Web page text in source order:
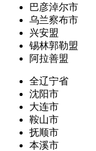
巴彦淖尔市
乌兰察布市
兴安盟
锡林郭勒盟
阿拉善盟
全辽宁省
沈阳市
大连市
鞍山市
抚顺市
本溪市